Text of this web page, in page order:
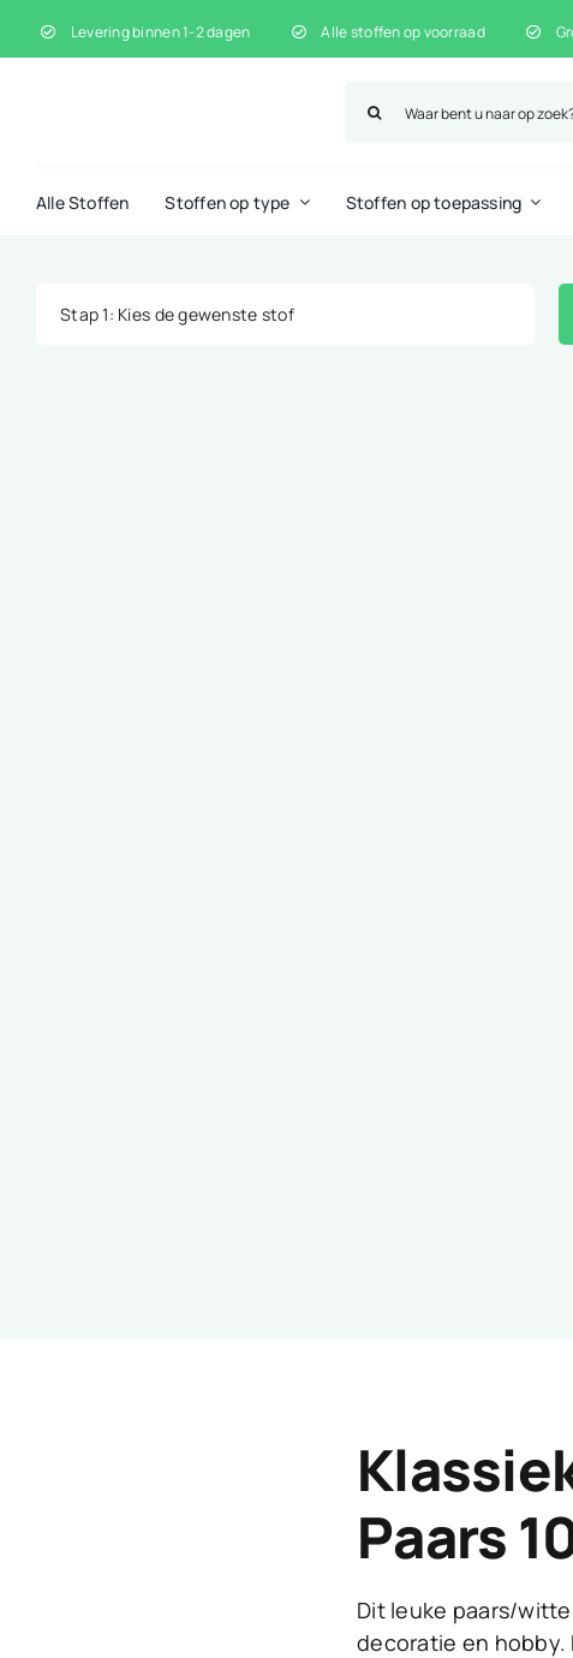
naar
Levering binnen 1-2 dagen Alle stoffen op voorraad
naar:
Alle Stoffen Stoffen op type Stoffen op toepassing
Stap 1: Kies de gewenste stof
Paars
Dit leuke paars/
decoratie en hobby.